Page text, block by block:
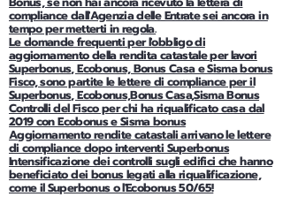
compliance dall'Agenzia delle Entrate sei ancora in
tempo per metterti in regola.
Le domande frequenti per l'obbligo di
aggiornamento della rendita catastale per lavori
Superbonus, Ecobonus, Bonus Casa e Sisma bonus
Fisco, sono partite le lettere di compliance per il
Superbonus, Ecobonus,Bonus Casa,Sisma Bonus
Controlli del Fisco per chi ha riqualificato casa dal
2019 con Ecobonus e Sisma bonus
Aggiornamento rendite catastali arrivano le lettere
di compliance dopo interventi Superbonus
Intensificazione dei controlli sugli edifici che hanno
beneficiato dei bonus legati alla riqualificazione,
come il Superbonus o l'Ecobonus 50/65!